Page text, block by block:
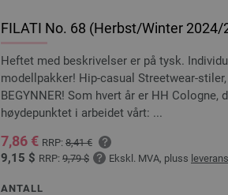
FILATI No. 68 (Herbst/Winter 2024/
Heftet med beskrivelser er på tysk.
modellpakker! Hip-casual Streetwear-
BEGYNNER! Som hvert år er HH
høydepunktet i arbeidet vårt: ...
7,86 € RRP: 8,41 €
9,15 $ RRP: 9,79 $ Ekskl. MVA, pluss
ANTALL